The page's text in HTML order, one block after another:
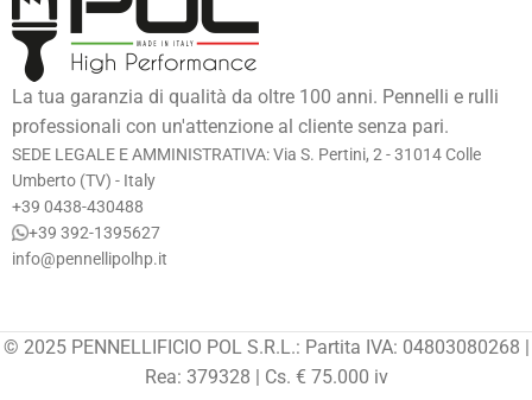
La tua garanzia di qualità da oltre 100 anni. Pennelli e rulli
professionali con un'attenzione al cliente senza pari.
SEDE LEGALE E AMMINISTRATIVA: Via S. Pertini, 2 - 31014 Colle
Umberto (TV) - Italy
+39 0438-430488
+39 392-1395627
info@pennellipolhp.it
© 2025 PENNELLIFICIO POL S.R.L.: Partita IVA: 04803080268 |
Rea: 379328 | Cs. € 75.000 iv